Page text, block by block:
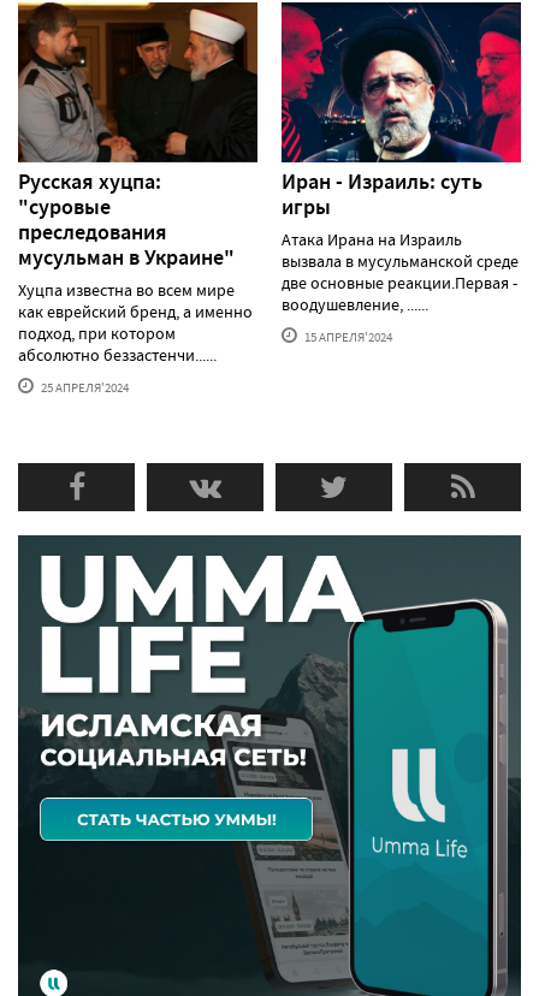
Русская хуцпа:
"суровые
преследования
мусульман в Украине"
Хуцпа известна во всем мире
как еврейский бренд, а именно
подход, при котором
абсолютно беззастенчи......
25 АПРЕЛЯ'2024
Иран - Израиль: суть
игры
Атака Ирана на Израиль
вызвала в мусульманской среде
две основные реакции.Первая -
воодушевление, ......
15 АПРЕЛЯ'2024